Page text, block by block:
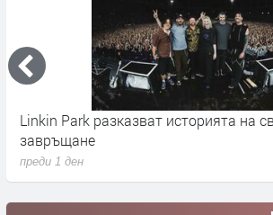
Madonna и Kylie Minogue